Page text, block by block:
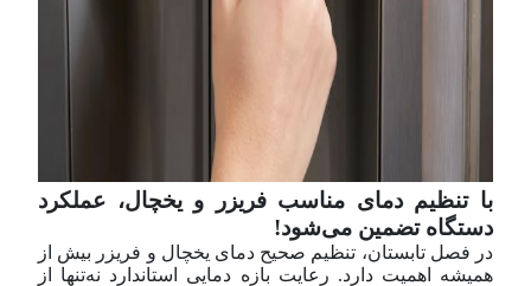
با تنظیم دمای مناسب فریزر و یخچال، عملکرد
دستگاه تضمین می‌شود!
در فصل تابستان، تنظیم صحیح دمای یخچال و فریزر بیش از
همیشه اهمیت دارد. رعایت بازه دمایی استاندارد نه‌تنها از